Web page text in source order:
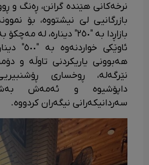
نرخەکانی هێندە گرانن، ڕەنگ و
بازرگانیی لێ نیشتووە، بۆ
ئاوێکی
هەبوونی یاریکردنی تاوڵە و
نێرگەلە، ڕوخساری
داپۆشیوە و ئەمەش
سەردانیکەرانی نیگەران کردووە.